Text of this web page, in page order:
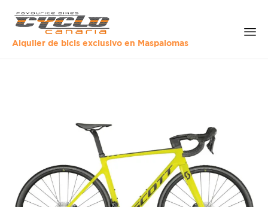
Alquiler de bicis exclusivo en Maspalomas